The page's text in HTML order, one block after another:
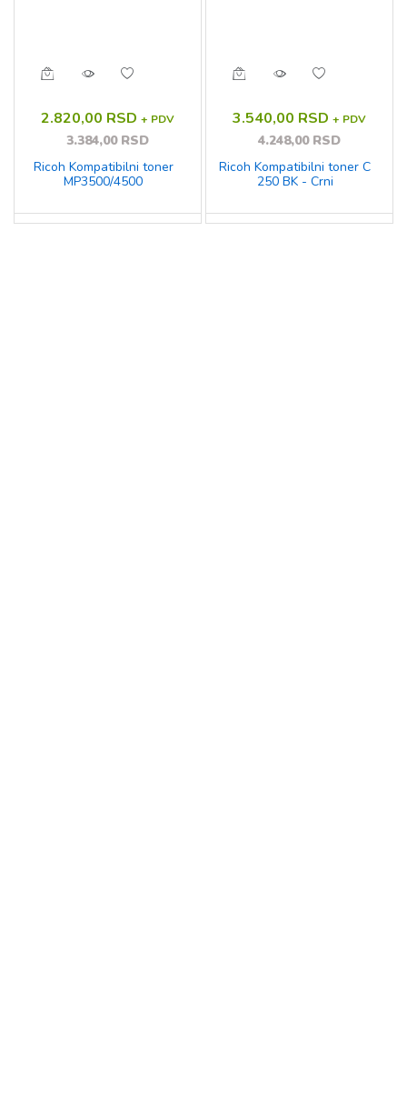
2.820,00 RSD + PDV
3.384,00 RSD
Ricoh Kompatibilni toner
MP3500/4500
3.540,00 RSD + PDV
4.248,00 RSD
Ricoh Kompatibilni toner C
250 BK - Crni